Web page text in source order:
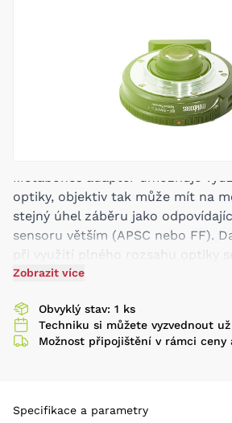
Metabones adaptér umožňuje
optiky, objektiv tak může mít na
stejný úhel záběru jako
sensoru větším (APSC nebo FF).
při využití plného rozsahu optiky
způsobem zvyšuje i světelnost
mělká jako při snímání na větší
informace je, že redukce
elektronikou s objektivem a
maximum output aperture of f/
Zobrazit více
Obvyklý stav: 1 ks
Techniku si můžete vyzvednout
Možnost připojištění v rámci ceny
Specifikace a parametry